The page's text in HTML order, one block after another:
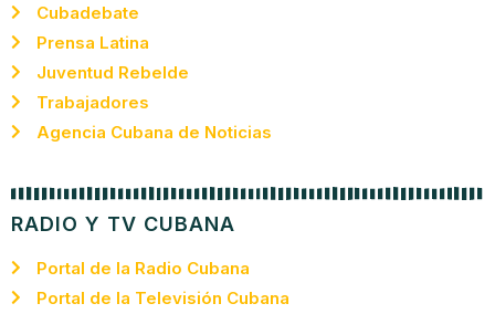
Cubadebate
Prensa Latina
Juventud Rebelde
Trabajadores
Agencia Cubana de Noticias
RADIO Y TV CUBANA
Portal de la Radio Cubana
Portal de la Televisión Cubana